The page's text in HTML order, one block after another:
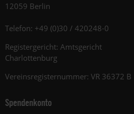
12059 Berlin
Telefon: +49 (0)30 / 420248-0
Registergericht: Amtsgericht
Charlottenburg
Vereinsregisternummer: VR 36372 B
Spendenkonto